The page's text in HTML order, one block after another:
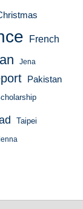
French
Jena
Pakistan
Taipei